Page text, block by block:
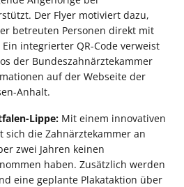
Der Flyer motiviert dazu,
betreuten Personen direkt mit
integrierter QR-Code verweist
der Bundeszahnärztekammer
auf der Webseite der
Anhalt.
Lippe: Mit einem innovativen
die Zahnärztekammer an
zwei Jahren keinen
haben. Zusätzlich werden
eine geplante Plakataktion über